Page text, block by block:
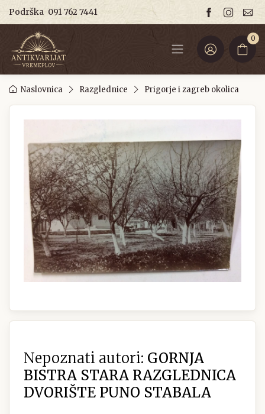
Podrška 091 762 7441
0
Naslovnica Razglednice Prigorje i zagreb okolica
Nepoznati autori: GORNJA
BISTRA STARA RAZGLEDNICA
DVORIŠTE PUNO STABALA